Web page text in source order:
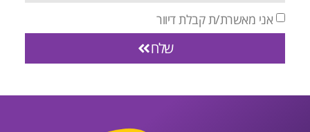
אני מאשרת/ת קבלת דיוור